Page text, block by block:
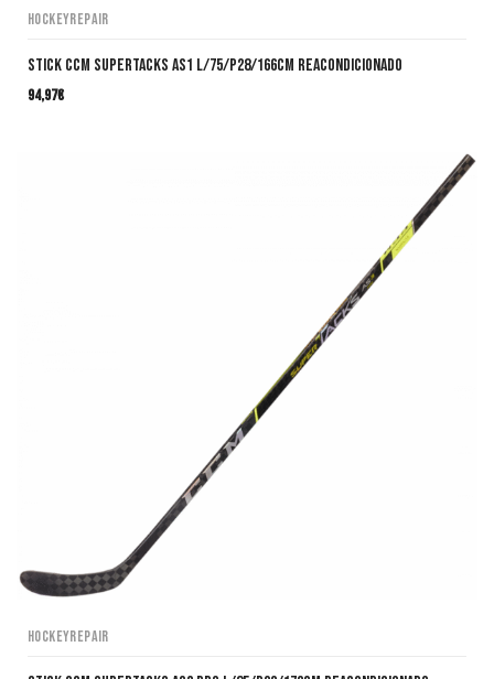
HockeyRepair
Stick CCM SuperTacks AS1 L/75/P28/166cm Reacondicionado
94,97€
HockeyRepair